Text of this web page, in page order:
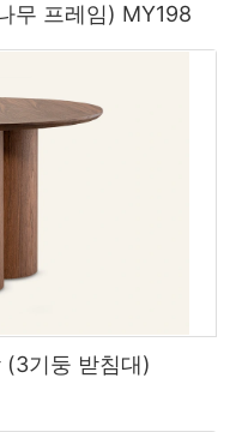
무 프레임) MY198
(3기둥 받침대)